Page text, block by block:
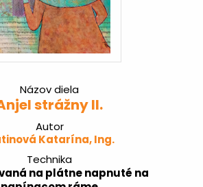
Názov diela
strážny II.
Autor
Katarína, Ing.
Technika
na plátne napnuté na